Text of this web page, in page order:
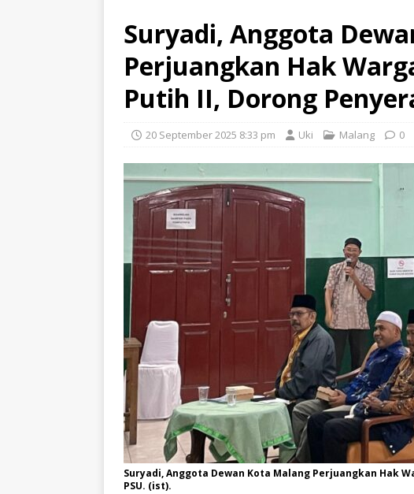
Suryadi, Anggota
Perjuangkan Hak
Putih II, Dorong
20 September 2025 8:33 pm Uki Malang 0
Suryadi, Anggota Dewan Kota Malang Perjuangkan Hak
PSU. (ist).